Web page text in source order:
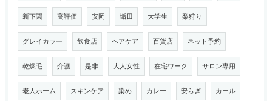
新下関 高評価 安岡 垢田 大学生 梨狩り
グレイカラー 飲食店 ヘアケア 百貨店 ネット予約
乾燥毛 介護 是非 大人女性 在宅ワーク サロン専用
老人ホーム スキンケア 染め カレー 安らぎ カール